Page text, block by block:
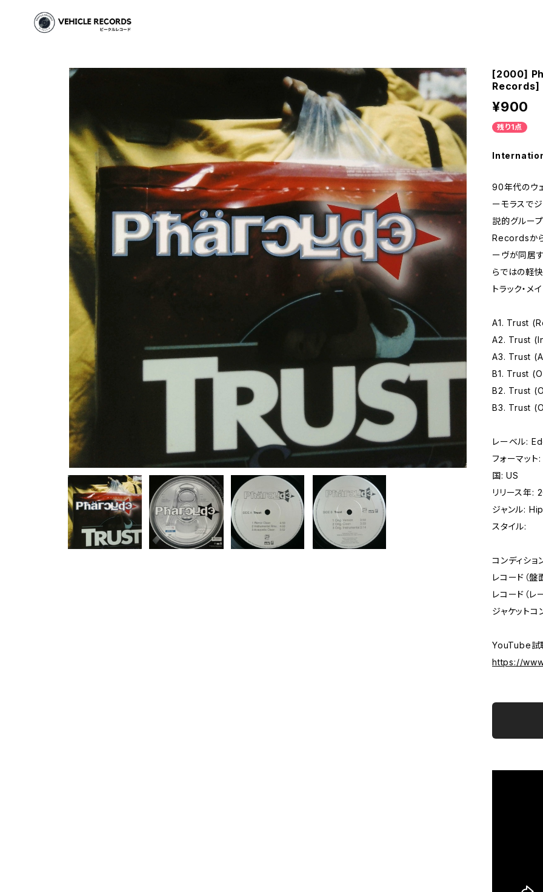
[2000]
Records]
¥900
残り1点
90年代のウ
ーモラスで
説的グルー
Recordsから
ーヴが同居
らではの軽
トラック・メ
A1. Trust
A2. Trust
A3. Trust
B1. Trust
B2. Trust
B3. Trust
レーベル:
フォーマッ
国: US
リリース年:
ジャンル:
スタイル:
コンディショ
レコード（
レコード（
ジャケット
YouTube試
https://